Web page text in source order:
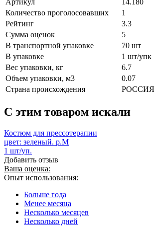
Количество проголосовавших
1
Рейтинг
3.3
Сумма оценок
5
В транспортной упаковке
70 шт
В упаковке
1 шт/упк
Вес упаковки, кг
6.7
Объем упаковки, м3
0.07
Страна происхождения
РОССИЯ
C этим товаром искали
Костюм для прессотерапии
цвет: зеленый. р.М
1 шт/уп.
Добавить отзыв
Ваша оценка:
Опыт использования:
Больше года
Менее месяца
Несколько месяцев
Несколько дней